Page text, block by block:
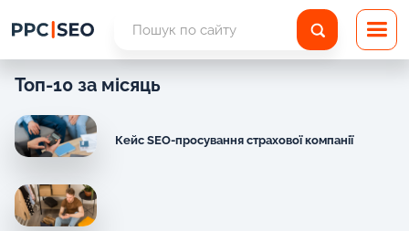
Топ-10 за місяць
Кейс SEO-просування страхової компанії